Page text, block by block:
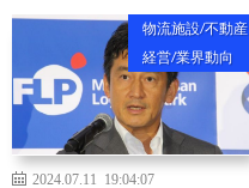
物流施設/不動産
経営/業界動向
2024.07.11 19:04:07